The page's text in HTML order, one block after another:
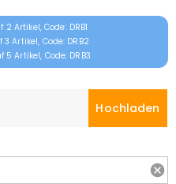
2 Artikel, Code: DRB1
3 Artikel, Code: DRB2
5 Artikel, Code: DRB3
Hochladen